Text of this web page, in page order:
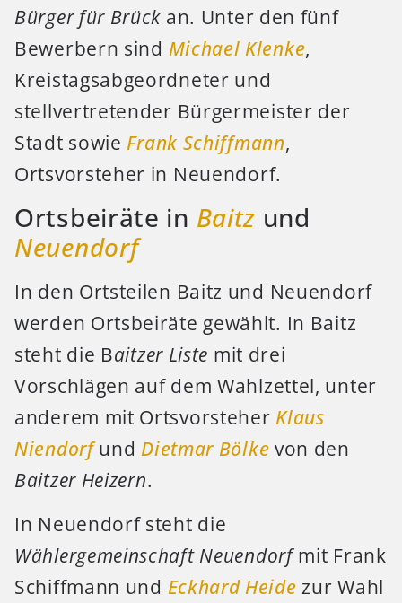
Bürger für Brück an. Unter den fünf
Bewerbern sind Michael Klenke,
Kreistagsabgeordneter und
stellvertretender Bürgermeister der
Stadt sowie Frank Schiffmann,
Ortsvorsteher in Neuendorf.
Ortsbeiräte in Baitz und
Neuendorf
In den Ortsteilen Baitz und Neuendorf
werden Ortsbeiräte gewählt. In Baitz
steht die Baitzer Liste mit drei
Vorschlägen auf dem Wahlzettel, unter
anderem mit Ortsvorsteher Klaus
Niendorfund Dietmar Bölke von den
Baitzer Heizern.
In Neuendorf steht die
Wählergemeinschaft Neuendorfmit Frank
Schiffmann und Eckhard Heide zur Wahl